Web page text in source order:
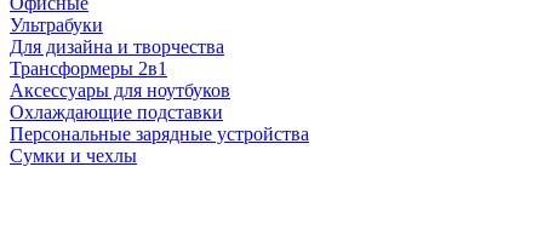
Ультрабуки
Для дизайна и творчества
Трансформеры 2в1
Аксессуары для ноутбуков
Охлаждающие подставки
Персональные зарядные устройства
Сумки и чехлы